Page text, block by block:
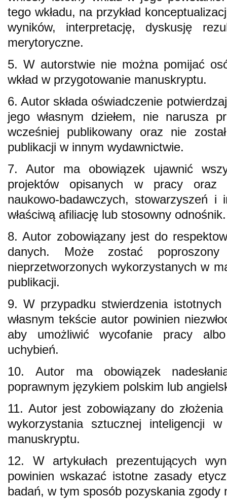
tego wkładu, na przykład
wyników, interpretację, dyskusję
merytoryczne.
5. W autorstwie nie można pomijać
wkład w przygotowanie manuskryptu.
6. Autor składa oświadczenie
jego własnym dziełem, nie narusza
wcześniej publikowany oraz nie
publikacji w innym wydawnictwie.
7. Autor ma obowiązek ujawnić
projektów opisanych w pracy oraz
naukowo-badawczych, stowarzyszeń i
właściwą afiliację lub stosowny odnośnik.
8. Autor zobowiązany jest do
danych. Może zostać
nieprzetworzonych wykorzystanych w
publikacji.
9. W przypadku stwierdzenia istotnych
własnym tekście autor powinien
aby umożliwić wycofanie pracy
uchybień.
10. Autor ma obowiązek
poprawnym językiem polskim lub
11. Autor jest zobowiązany do
wykorzystania sztucznej inteligencji w
manuskryptu.
12. W artykułach prezentujących
powinien wskazać istotne zasady
badań, w tym sposób pozyskania zgody